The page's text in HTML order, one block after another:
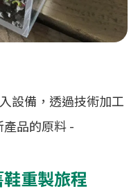
設備，透過技術加工
品的原料 -
重製旅程